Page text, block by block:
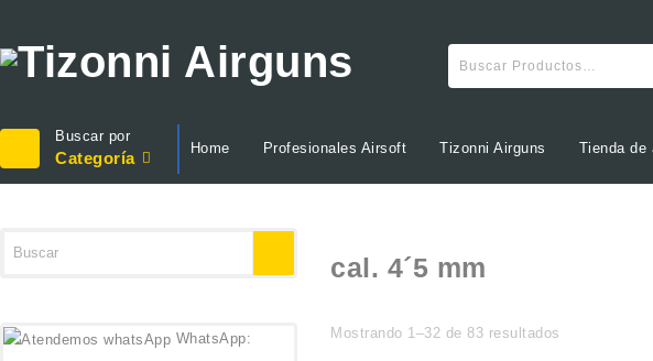
Buscar por
Categoría
Home Profesionales Airsoft Tizonni Airguns Tienda de
cal. 4´5 mm
Mostrando 1–32 de 83 resultados
WhatsApp: